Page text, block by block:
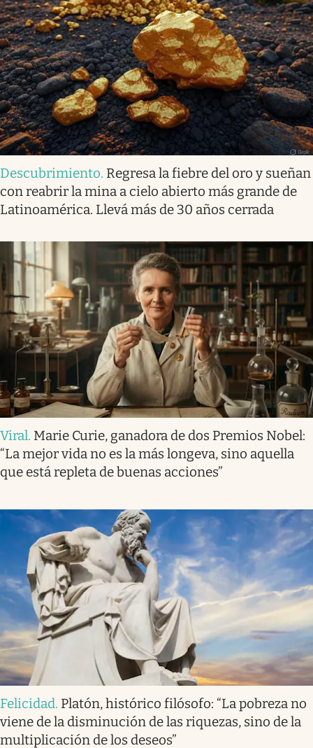
Descubrimiento. Regresa la fiebre del oro y sueñan
con reabrir la mina a cielo abierto más grande de
Latinoamérica. Llevá más de 30 años cerrada
Viral. Marie Curie, ganadora de dos Premios Nobel:
“La mejor vida no es la más longeva, sino aquella
que está repleta de buenas acciones”
Felicidad. Platón, histórico filósofo: “La pobreza no
viene de la disminución de las riquezas, sino de la
multiplicación de los deseos”